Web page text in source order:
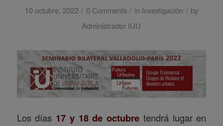
10 octubre, 2022 / 0 Comments / in Investigación / by
Administrador IUU
Los días 17 y 18 de octubre tendrá lugar en